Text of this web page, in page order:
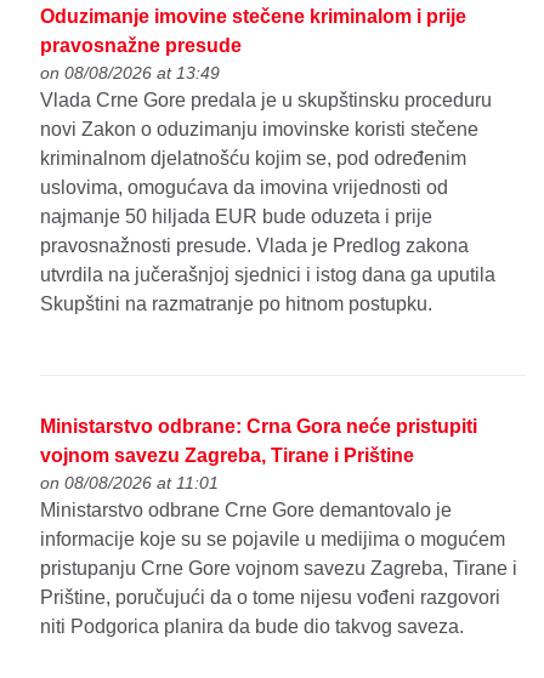
Oduzimanje imovine stečene kriminalom i prije
pravosnažne presude
on 08/08/2026 at 13:49
Vlada Crne Gore predala je u skupštinsku proceduru
novi Zakon o oduzimanju imovinske koristi stečene
kriminalnom djelatnošću kojim se, pod određenim
uslovima, omogućava da imovina vrijednosti od
najmanje 50 hiljada EUR bude oduzeta i prije
pravosnažnosti presude. Vlada je Predlog zakona
utvrdila na jučerašnjoj sjednici i istog dana ga uputila
Skupštini na razmatranje po hitnom postupku.
Ministarstvo odbrane: Crna Gora neće pristupiti
vojnom savezu Zagreba, Tirane i Prištine
on 08/08/2026 at 11:01
Ministarstvo odbrane Crne Gore demantovalo je
informacije koje su se pojavile u medijima o mogućem
pristupanju Crne Gore vojnom savezu Zagreba, Tirane i
Prištine, poručujući da o tome nijesu vođeni razgovori
niti Podgorica planira da bude dio takvog saveza.